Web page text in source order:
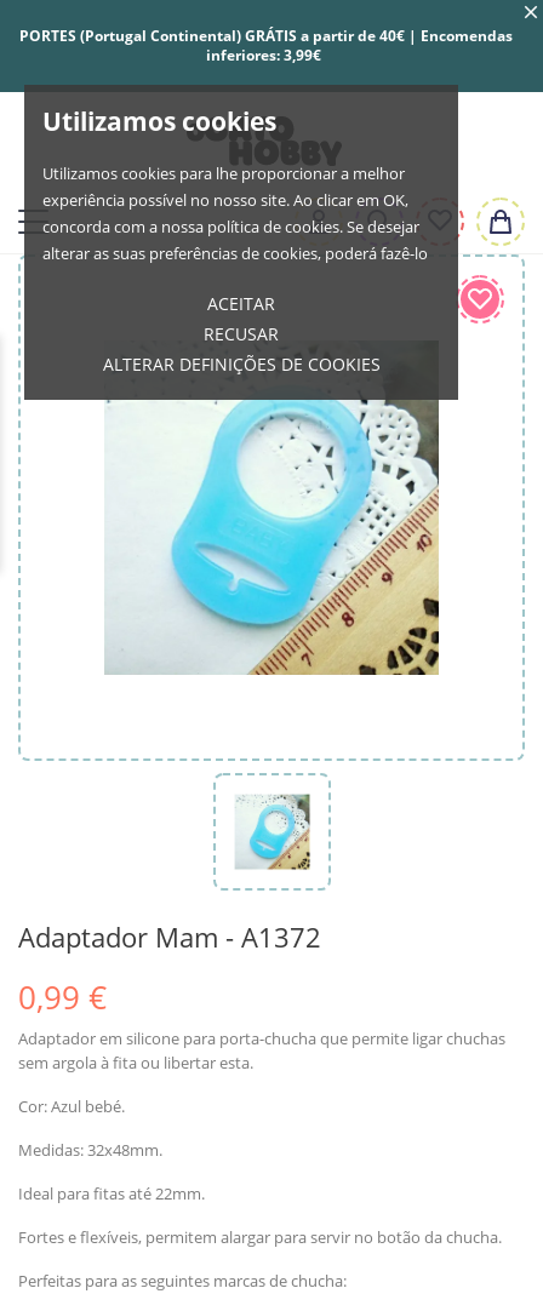
Utilizamos cookies
Utilizamos cookies para lhe proporcionar a melhor
experiência possível no nosso site. Ao clicar em OK,
concorda com a nossa política de cookies. Se desejar
alterar as suas preferências de cookies, poderá fazê-lo
ACEITAR
RECUSAR
ALTERAR DEFINIÇÕES DE COOKIES
PORTES (Portugal Continental) GRÁTIS a partir de 40€ | Encomendas
inferiores: 3,99€
Adaptador Mam - A1372
0,99 €
Adaptador em silicone para porta-chucha que permite ligar chuchas
sem argola à fita ou libertar esta.
Cor: Azul bebé.
Medidas: 32x48mm.
Ideal para fitas até 22mm.
Fortes e flexíveis, permitem alargar para servir no botão da chucha.
Perfeitas para as seguintes marcas de chucha: